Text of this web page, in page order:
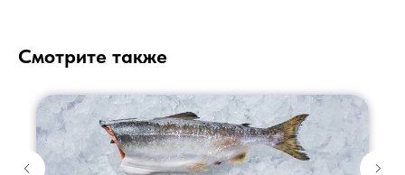
Смотрите также